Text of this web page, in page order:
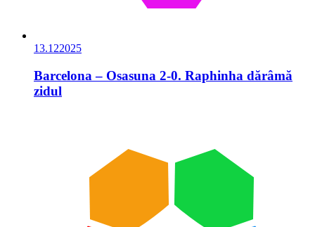
13.122025
Barcelona – Osasuna 2-0. Raphinha dărâmă
zidul